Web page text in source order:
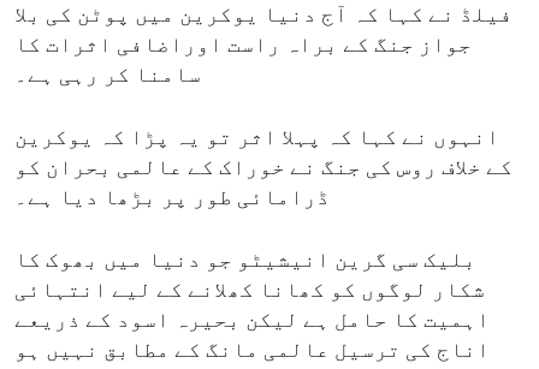
فیلڈ نے کہا کہ آج دنیا یوکرین میں پوٹن کی بلا
جواز جنگ کے براہ راست اوراضافی اثرات کا
سامنا کر رہی ہے۔
انہوں نے کہا کہ پہلا اثر تو یہ پڑا کہ یوکرین
کے خلاف روس کی جنگ نے خوراک کے عالمی بحران کو
ڈرامائی طور پر بڑھا دیا ہے۔
بلیک سی گرین انیشیٹو جو دنیا میں بھوک کا
شکار لوگوں کو کھانا کھلانے کے لیے انتہائی
اہمیت کا حامل ہے لیکن بحیرہ اسود کے ذریعے
اناج کی ترسیل عالمی مانگ کے مطابق نہیں ہو